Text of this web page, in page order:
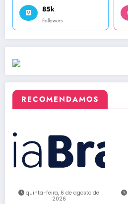
85k
Followers
RECOMENDAMOS
quinta-feira, 6 de agosto de
2026